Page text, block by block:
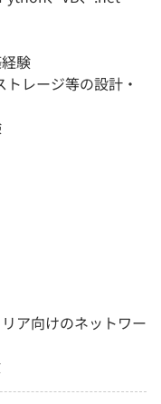
験
レージ等の設計・
ア向けのネットワー